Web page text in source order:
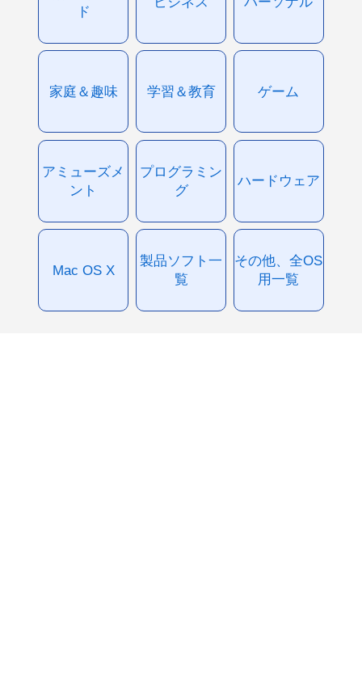
ド
家庭＆趣味 学習＆教育 ゲーム
アミューズメ
ント
プログラミン
グ
ハードウェア
Mac OS X
製品ソフト一
覧
その他、全OS
用一覧